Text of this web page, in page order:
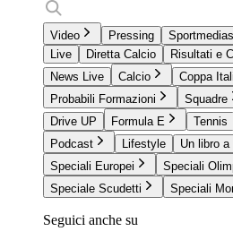
Video Pressing
Live
Diretta Calcio
Risultati e
News Live
Calcio Coppa
Probabili Formazioni
Squadre
Drive UP
Formula E Tennis
Podcast
Lifestyle
Un libro
Speciali Europei
Speciali
Speciale Scudetti
Speciali
Seguici anche su